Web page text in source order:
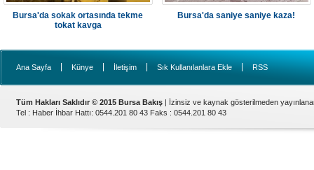
Bursa'da sokak ortasında tekme
tokat kavga
Bursa'da saniye saniye kaza!
Ana Sayfa Künye İletişim Sık Kullanılanlara Ekle RSS
Tüm Hakları Saklıdır © 2015 Bursa Bakış | İzinsiz ve kaynak gösterilmeden
Tel : Haber İhbar Hattı: 0544.201 80 43 Faks : 0544.201 80 43